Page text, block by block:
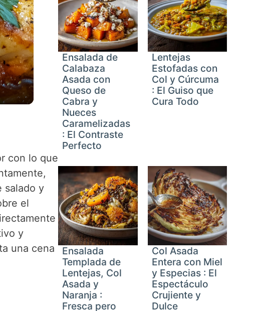
con lo que
salado y
el
y
una cena
Ensalada de
Calabaza
Asada con
Queso de
Cabra y
Nueces
Caramelizadas
: El Contraste
Perfecto
Lentejas
Estofadas con
Col y Cúrcuma
: El Guiso que
Cura Todo
Ensalada
Templada de
Lentejas, Col
Asada y
Naranja :
Fresca pero
Col Asada
Entera con Miel
y Especias : El
Espectáculo
Crujiente y
Dulce